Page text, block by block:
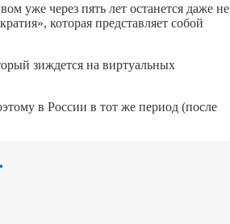
уже через пять лет останется даже не
которая представляет собой
зиждется на виртуальных
в России в тот же период (после